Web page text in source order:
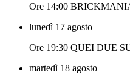
Ore 14:00
lunedì 17 agosto
Ore 19:30 QUEI DUE
martedì 18 agosto